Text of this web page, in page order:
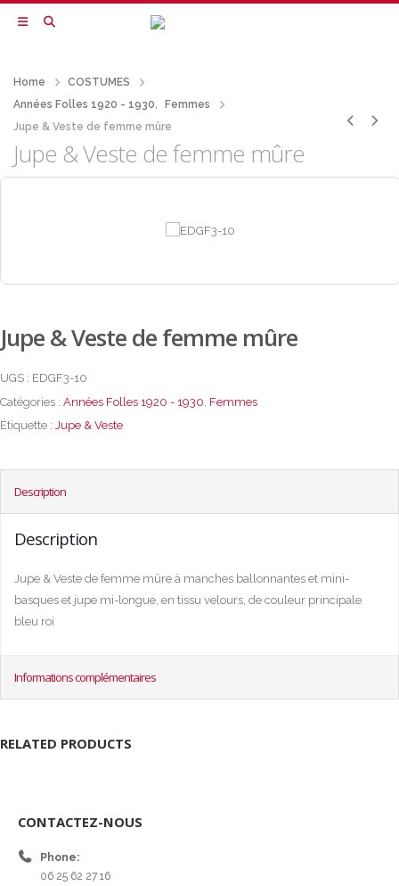
Home
COSTUMES
Années Folles 1920 - 1930,
Femmes
Jupe & Veste de femme mûre
Jupe & Veste de femme mûre
Jupe & Veste de femme mûre
UGS : EDGF3-10
Catégories : Années Folles 1920 - 1930 Femmes
Étiquette : Jupe & Veste
Description
Description
Jupe & Veste de femme mûre à manches ballonnantes et mini-
basques et jupe mi-longue, en tissu velours, de couleur principale
bleu roi
Informations complémentaires
RELATED PRODUCTS
CONTACTEZ-NOUS
Phone:
06 25 62 27 16